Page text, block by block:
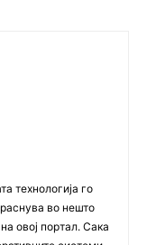
технологија го
во нешто
овој портал. Сака